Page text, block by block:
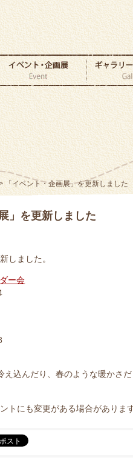
「イベント・企画展」を更新しました
」を更新しました
しました。
ー会
え込んだり、春のような暖かさ
トにも変更がある場合がありま